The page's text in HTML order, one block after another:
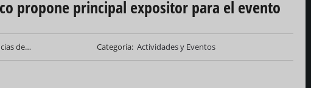
propone principal expositor para el evento
de… Categoría Actividades y Eventos